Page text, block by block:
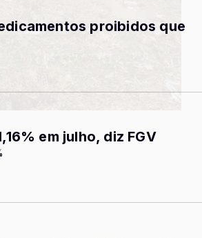
proibidos que
em julho, diz FGV